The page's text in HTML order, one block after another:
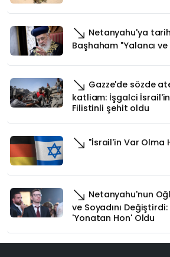
Netanyahu'ya
Başhaham "Yalancı
Gazze'de sözde
katliam: İşgalci İsrail'in
Filistinli şehit oldu
"İsrail'in Var Olma
Netanyahu'nun
ve Soyadını
'Yonatan Hon' Oldu